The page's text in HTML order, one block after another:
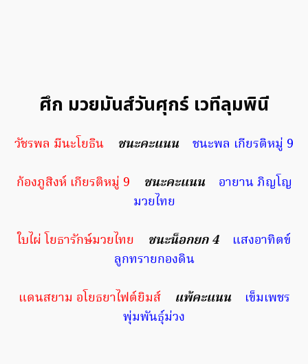
ศึก มวยมันส์วันศุกร์ เวทีลุมพินี
วัชรพล มีนะโยธิน ชนะคะแนน
ชนะพล เกียรติหมู่ 9
ก้องภูสิงห์ เกียรติหมู่ 9
ชนะคะแนน
อายาน ภิญโญ
มวยไทย
ใบไผ่ โยธารักษ์มวยไทย
ชนะน็อกยก 4
แสงอาทิตข์
ลูกทรายกองดิน
แดนสยาม อโยธยาไฟต์ยิมส์
แพ้คะแนน
เข็มเพชร
พุ่มพันธ์ุม่วง